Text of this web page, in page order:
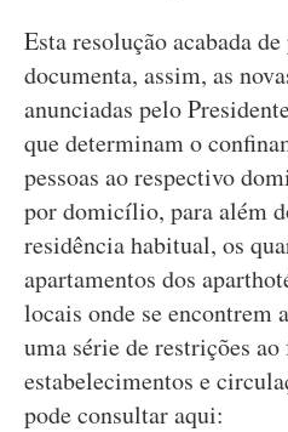
Esta resolução acabada
documenta, assim, as
anunciadas pelo
que determinam o
pessoas ao respectivo
por domicílio, para além
residência habitual, os
apartamentos dos
locais onde se encontrem
uma série de restrições
estabelecimentos e
pode consultar aqui: